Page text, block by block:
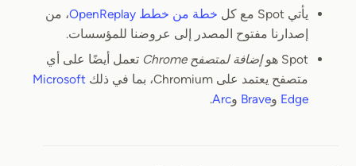
يأتي Spot مع كل
خطة من خطط OpenReplay
، من
إصدارنا مفتوح المصدر إلى عروضنا للمؤسسات.
Spot هو
إضافة لمتصفح Chrome
تعمل أيضًا على أي
متصفح يعتمد على Chromium، بما في ذلك
Microsoft
Edge وBrave وArc
.